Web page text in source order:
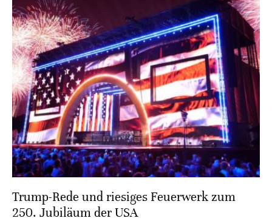
Trump-Rede und riesiges Feuerwerk zum
250. Jubiläum der USA